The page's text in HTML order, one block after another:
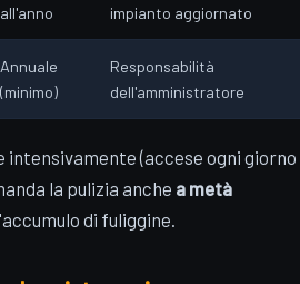
all'anno
impianto aggiornato
Annuale
(minimo)
Responsabilità
dell'amministratore
intensivamente (accese ogni giorno
la pulizia anche a metà
di fuliggine.